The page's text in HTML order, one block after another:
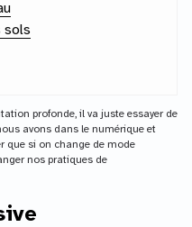
sols
profonde, il va juste essayer de
avons dans le numérique et
que si on change de mode
nos pratiques de